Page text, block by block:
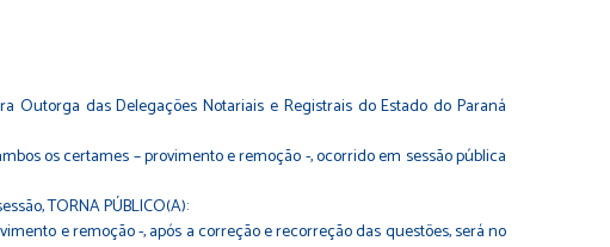
Outorga das Delegações Notariais e Registrais do Estado do Paraná
os certames – provimento e remoção -, ocorrido em sessão pública
TORNA PÚBLICO(A):
e remoção -, após a correção e recorreção das questões, será no